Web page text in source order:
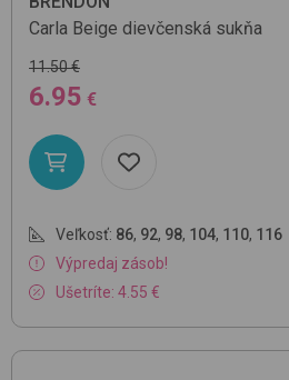
Carla Beige dievčenská sukňa
11.50 €
6.95 €
Veľkosť: 86, 92, 98, 104, 110, 116
Výpredaj zásob!
Ušetríte: 4.55 €